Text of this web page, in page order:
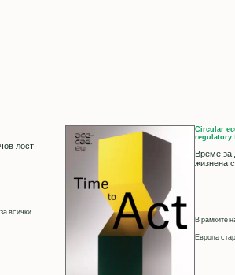
лост
всички
Circular
regulatory
Време за
жизнена
В рамките
Европа